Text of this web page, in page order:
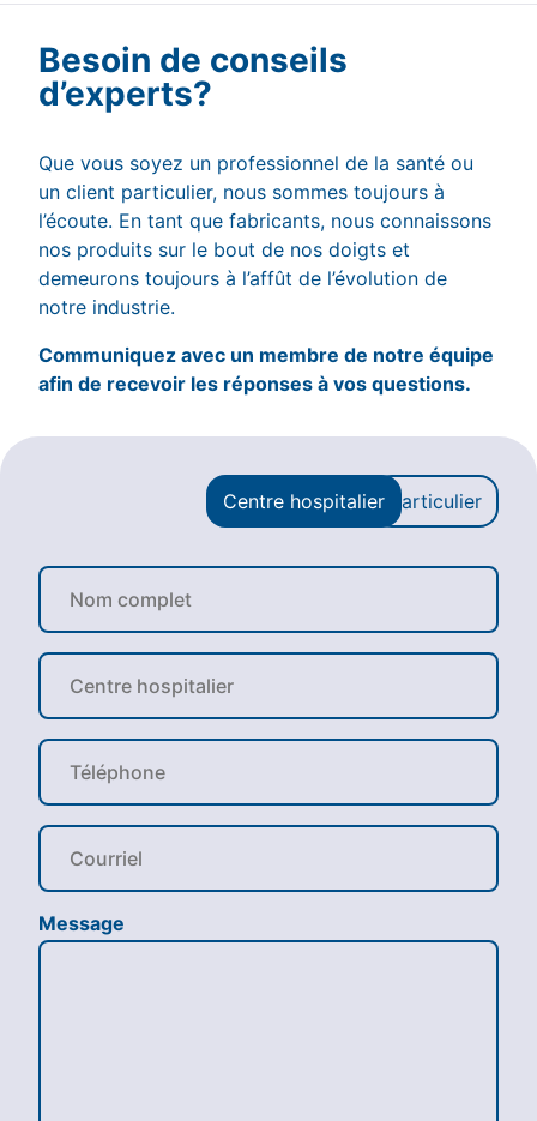
Besoin de conseils
d’experts?
Que vous soyez un professionnel de la santé ou
un client particulier, nous sommes toujours à
l’écoute. En tant que fabricants, nous connaissons
nos produits sur le bout de nos doigts et
demeurons toujours à l’affût de l’évolution de
notre industrie.
Communiquez avec un membre de notre équipe
afin de recevoir les réponses à vos questions.
Centre hospitalier Particulier
Message